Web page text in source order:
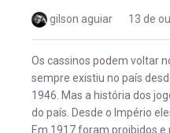
gilson aguiar 13 de
Os cassinos podem voltar
sempre existiu no país
1946. Mas a história dos
do país. Desde o Império
Em 1917 foram proibidos